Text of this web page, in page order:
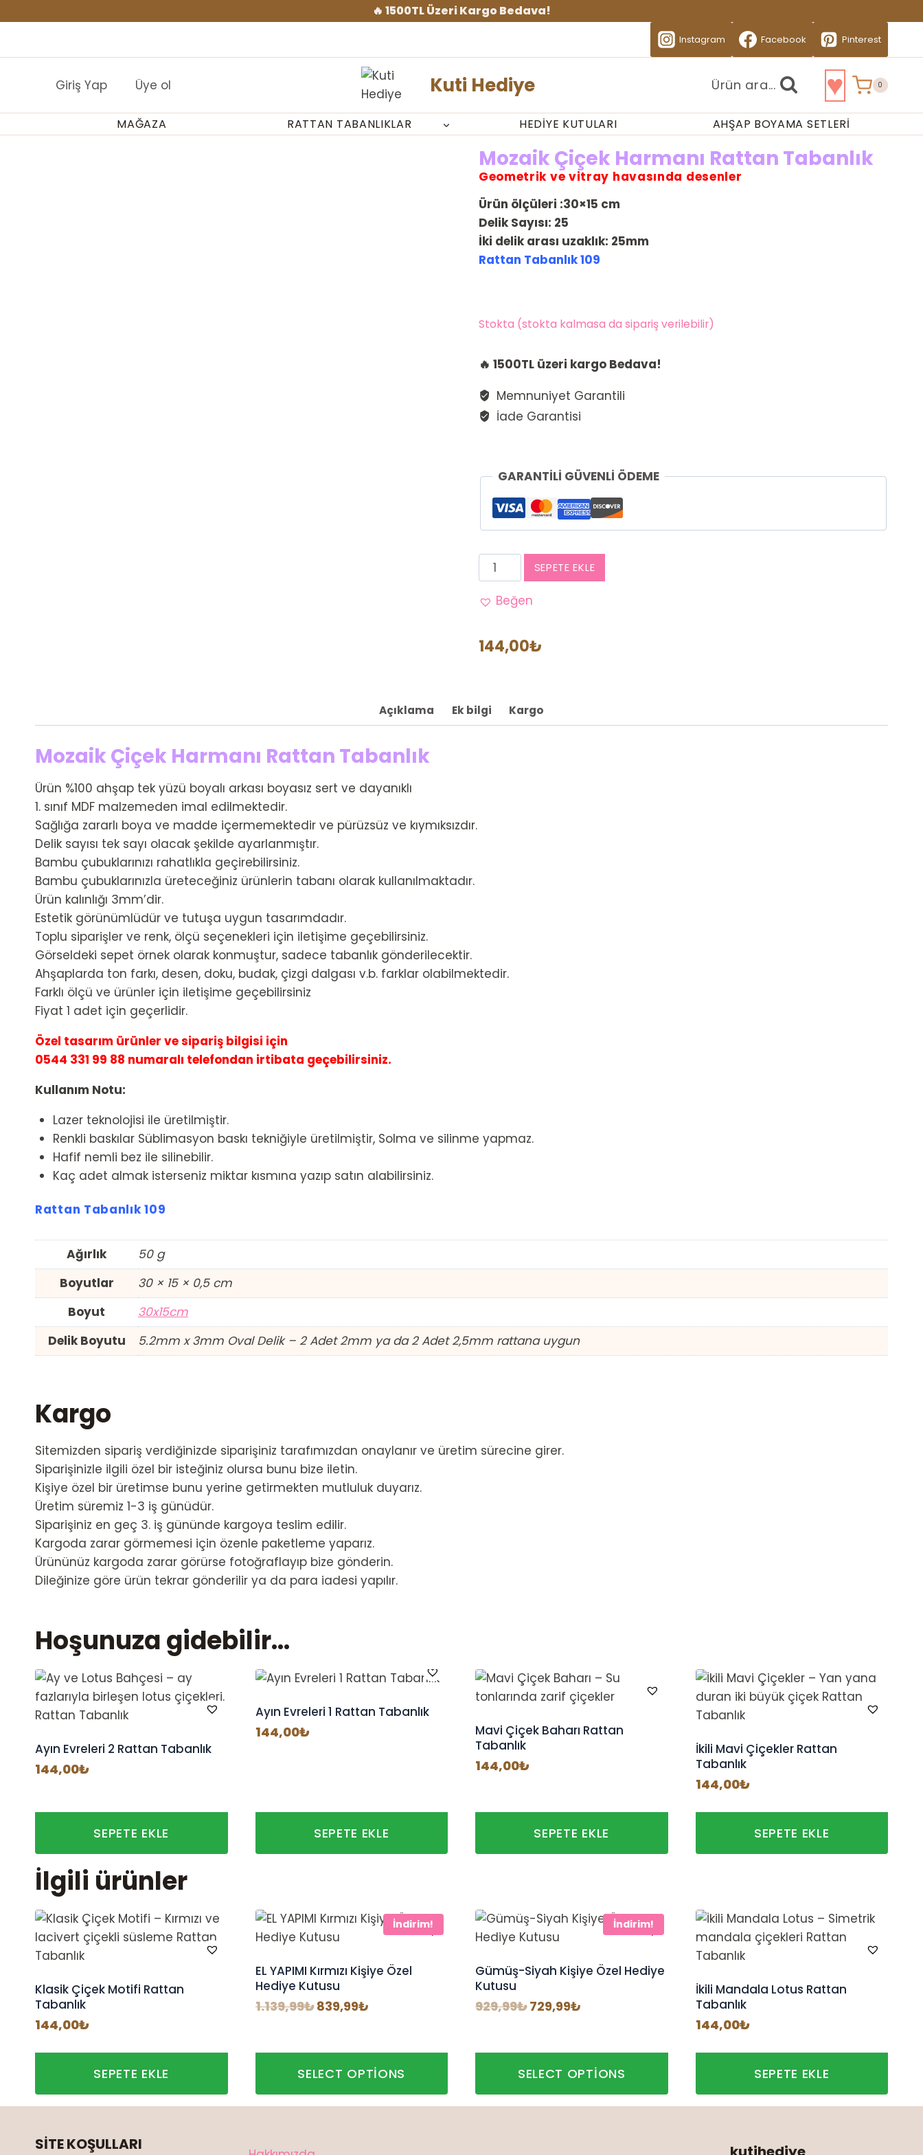
geç
🔥 1500TL Üzeri Kargo Bedava!
Instagram Facebook Pinterest
Giriş Yap Üye ol Kuti Hediye Ürün ara... ♥ 0
MAĞAZA RATTAN TABANLIKLAR HEDIYE KUTULARI AHŞAP BOYAMA SETLERI
144,00₺
Mozaik Çiçek Harmanı Rattan Tabanlık
Geometrik ve vitray havasında desenler
Ürün ölçüleri :30×15 cm
Delik Sayısı: 25
İki delik arası uzaklık: 25mm
Rattan Tabanlık 109
Stokta (stokta kalmasa da sipariş verilebilir)
Mozaik
Çiçek
Harmanı
Tabanlık
adet
SEPETE EKLE
Beğen
🔥 1500TL üzeri kargo Bedava!
Memnuniyet Garantili
İade Garantisi
GARANTİLİ GÜVENLİ ÖDEME
Açıklama Ek bilgi Kargo
Mozaik Çiçek Harmanı Rattan Tabanlık
Ürün %100 ahşap tek yüzü boyalı arkası boyasız sert ve dayanıklı
1. sınıf MDF malzemeden imal edilmektedir.
Sağlığa zararlı boya ve madde içermemektedir ve pürüzsüz ve kıymıksızdır.
Delik sayısı tek sayı olacak şekilde ayarlanmıştır.
Bambu çubuklarınızı rahatlıkla geçirebilirsiniz.
Bambu çubuklarınızla üreteceğiniz ürünlerin tabanı olarak kullanılmaktadır.
Ürün kalınlığı 3mm’dir.
Estetik görünümlüdür ve tutuşa uygun tasarımdadır.
Toplu siparişler ve renk, ölçü seçenekleri için iletişime geçebilirsiniz.
Görseldeki sepet örnek olarak konmuştur, sadece tabanlık gönderilecektir.
Ahşaplarda ton farkı, desen, doku, budak, çizgi dalgası v.b. farklar olabilmektedir.
Farklı ölçü ve ürünler için iletişime geçebilirsiniz
Fiyat 1 adet için geçerlidir.
Özel tasarım ürünler ve sipariş bilgisi için
0544 331 99 88 numaralı telefondan irtibata geçebilirsiniz.
Kullanım Notu:
Lazer teknolojisi ile üretilmiştir.
Renkli baskılar Süblimasyon baskı tekniğiyle üretilmiştir, Solma ve silinme yapmaz.
Hafif nemli bez ile silinebilir.
Kaç adet almak isterseniz miktar kısmına yazıp satın alabilirsiniz.
Rattan Tabanlık 109
Ağırlık
50 g
Boyutlar
30 × 15 × 0,5 cm
Boyut
30x15cm
Delik Boyutu
5.2mm x 3mm Oval Delik – 2 Adet 2mm ya da 2 Adet 2,5mm rattana uygun
Kargo
Sitemizden sipariş verdiğinizde siparişiniz tarafımızdan onaylanır ve üretim sürecine girer.
Siparişinizle ilgili özel bir isteğiniz olursa bunu bize iletin.
Kişiye özel bir üretimse bunu yerine getirmekten mutluluk duyarız.
Üretim süremiz 1-3 iş günüdür.
Siparişiniz en geç 3. iş gününde kargoya teslim edilir.
Kargoda zarar görmemesi için özenle paketleme yaparız.
Ürününüz kargoda zarar görürse fotoğraflayıp bize gönderin.
Dileğinize göre ürün tekrar gönderilir ya da para iadesi yapılır.
Hoşunuza gidebilir…
Ayın Evreleri 2 Rattan Tabanlık
144,00₺
SEPETE EKLE
Ayın Evreleri 1 Rattan Tabanlık
144,00₺
SEPETE EKLE
Mavi Çiçek Baharı Rattan
Tabanlık
144,00₺
SEPETE EKLE
İkili Mavi Çiçekler Rattan
Tabanlık
144,00₺
SEPETE EKLE
İlgili ürünler
Klasik Çiçek Motifi Rattan
Tabanlık
144,00₺
SEPETE EKLE
İndirim!
EL YAPIMI Kırmızı Kişiye Özel
Hediye Kutusu
1.139,99₺Orijinal
839,99₺Şu
839,99₺.
SELECT OPTIONS
İndirim!
Gümüş-Siyah Kişiye Özel Hediye
Kutusu
929,99₺Orijinal
729,99₺
729,99₺.
SELECT OPTIONS
İkili Mandala Lotus Rattan
Tabanlık
144,00₺
SEPETE EKLE
SİTE KOŞULLARI